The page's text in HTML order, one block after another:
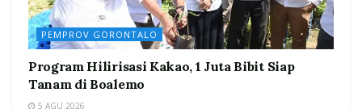
PEMPROV GORONTALO
Program Hilirisasi Kakao, 1 Juta Bibit Siap
Tanam di Boalemo
5 AGU 2026